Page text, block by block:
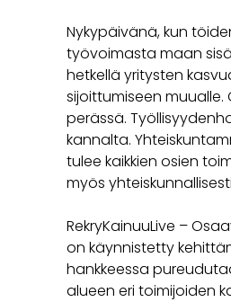
Nykypäivänä, kun
työvoimasta maan
hetkellä yritysten
sijoittumiseen
perässä.
kannalta.
tulee kaikkien osien
myös
RekryKainuuLive –
on käynnistetty
hankkeessa
alueen eri toimijoiden